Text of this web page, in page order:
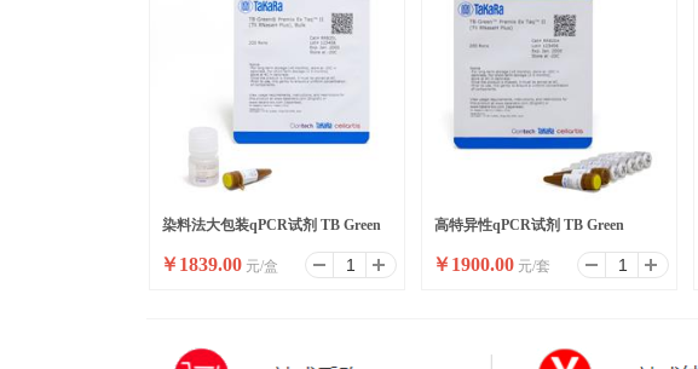
染料法大包装qPCR试剂 TB Green
Premix Ex Taq II ,Bulk
￥1839.00 元/盒
高特异性qPCR试剂 TB Green
Premix Ex Taq II
￥1900.00 元/套